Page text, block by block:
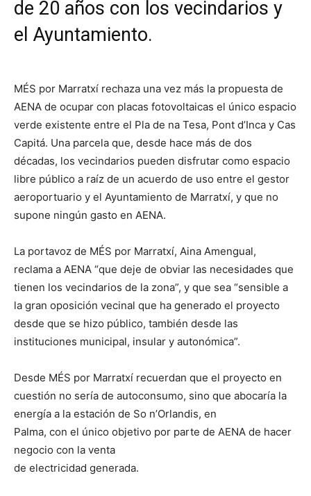
de 20 años con los vecindarios y
el Ayuntamiento.
MÉS por Marratxí rechaza una vez más la propuesta de
AENA de ocupar con placas fotovoltaicas el único espacio
verde existente entre el Pla de na Tesa, Pont d’Inca y Cas
Capitá. Una parcela que, desde hace más de dos
décadas, los vecindarios pueden disfrutar como espacio
libre público a raíz de un acuerdo de uso entre el gestor
aeroportuario y el Ayuntamiento de Marratxí, y que no
supone ningún gasto en AENA.
La portavoz de MÉS por Marratxí, Aina Amengual,
reclama a AENA “que deje de obviar las necesidades que
tienen los vecindarios de la zona”, y que sea ​​“sensible a
la gran oposición vecinal que ha generado el proyecto
desde que se hizo público, también desde las
instituciones municipal, insular y autonómica”.
Desde MÉS por Marratxí recuerdan que el proyecto en
cuestión no sería de autoconsumo, sino que abocaría la
energía a la estación de So n’Orlandis, en
Palma, con el único objetivo por parte de AENA de hacer
negocio con la venta
de electricidad generada.